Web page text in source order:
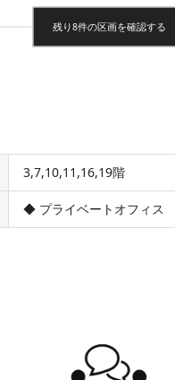
残り8件の区画を確認する
3,7,10,11,16,19階
◆ プライベートオフィス